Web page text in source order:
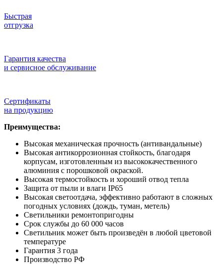
Быстрая
отгрузка
Гарантия качества
и сервисное обслуживание
Сертификаты
на продукцию
Преимущества:
Высокая механическая прочность (антивандальные)
Высокая антикоррозионная стойкость, благодаря
корпусам, изготовленным из высококачественного
алюминия с порошковой окраской.
Высокая термостойкость и хороший отвод тепла
Защита от пыли и влаги IP65
Высокая светоотдача, эффективно работают в сложных
погодных условиях (дождь, туман, метель)
Светильники ремонтопригодны
Срок службы до 60 000 часов
Светильник может быть произведён в любой цветовой
температуре
Гарантия 3 года
Производство РФ